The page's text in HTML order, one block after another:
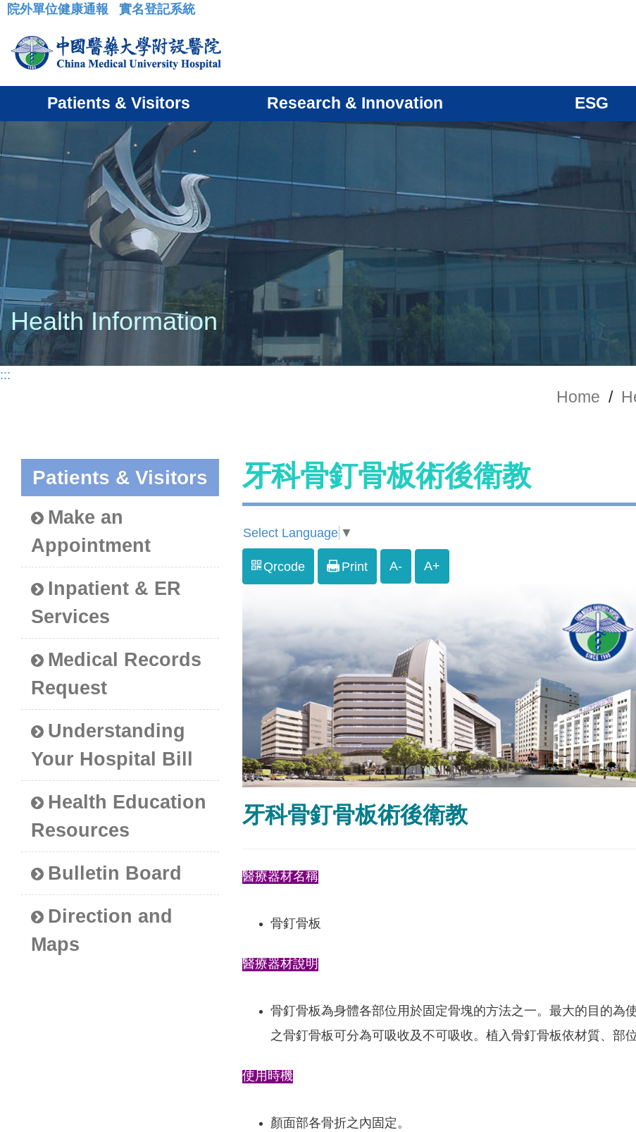
:::
院外單位健康通報 實名登記系統
Patients & Visitors Research & Innovation ESG
Health Information
:::
Home /
Patients & Visitors
Make an
Appointment
Inpatient & ER
Services
Medical Records
Request
Understanding
Your Hospital Bill
Health Education
Resources
Bulletin Board
Direction and
Maps
牙科骨釘骨板術後衛教
Select Language ▼
Qrcode Print A- A+
牙科骨釘骨板術後衛教
醫療器材名稱
骨釘骨板
醫療器材說明
骨釘骨板為身體各部位用於固定骨塊的方法之一。最大的目的為
之骨釘骨板可分為可吸收及不可吸收。植入骨釘骨板依材質、部
使用時機
顏面部各骨折之內固定。